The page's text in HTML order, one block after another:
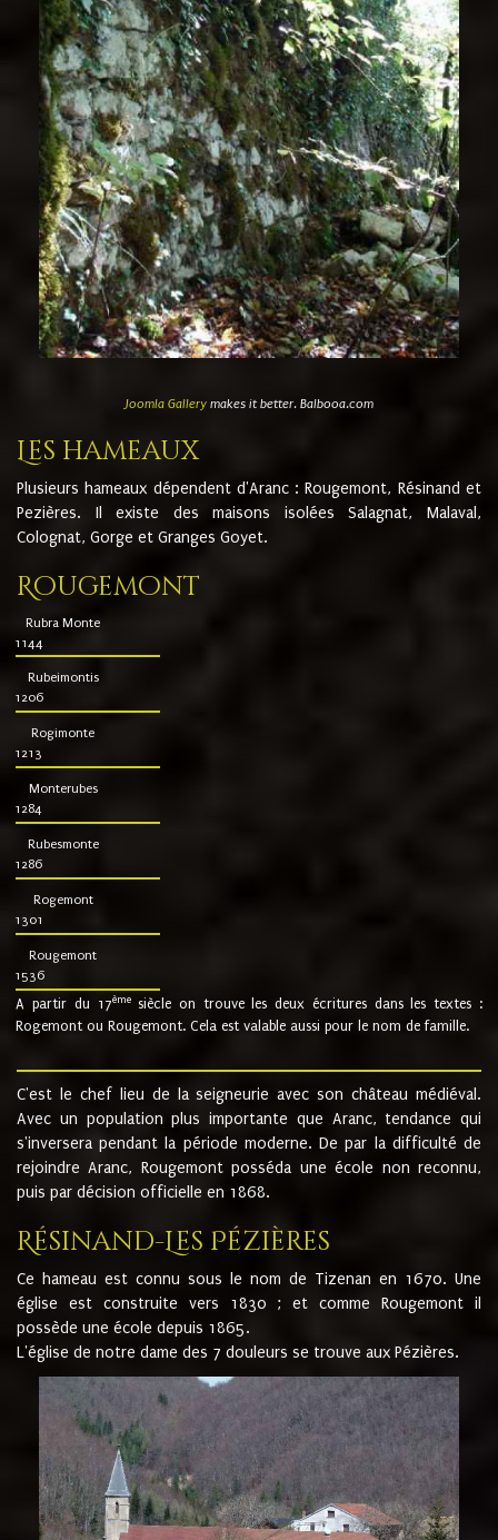
Joomla Gallerymakes it better. Balbooa.com
Les hameaux
Plusieurs hameaux dépendent d'Aranc : Rougemont, Résinand et
Pezières. Il existe des maisons isolées Salagnat, Malaval,
Colognat, Gorge et Granges Goyet.
Rougemont
Rubra Monte
1144
Rubeimontis
1206
Rogimonte
1213
Monterubes
1284
Rubesmonte
1286
Rogemont
1301
Rougemont
1536
A partir du 17ème siècle on trouve les deux écritures dans les textes :
Rogemont ou Rougemont. Cela est valable aussi pour le nom de famille.
C'est le chef lieu de la seigneurie avec son château médiéval.
Avec un population plus importante que Aranc, tendance qui
s'inversera pendant la période moderne. De par la difficulté de
rejoindre Aranc, Rougemont posséda une école non reconnu,
puis par décision officielle en 1868.
Résinand-Les Pézières
Ce hameau est connu sous le nom de Tizenan en 1670. Une
église est construite vers 1830 ; et comme Rougemont il
possède une école depuis 1865.
L'église de notre dame des 7 douleurs se trouve aux Pézières.